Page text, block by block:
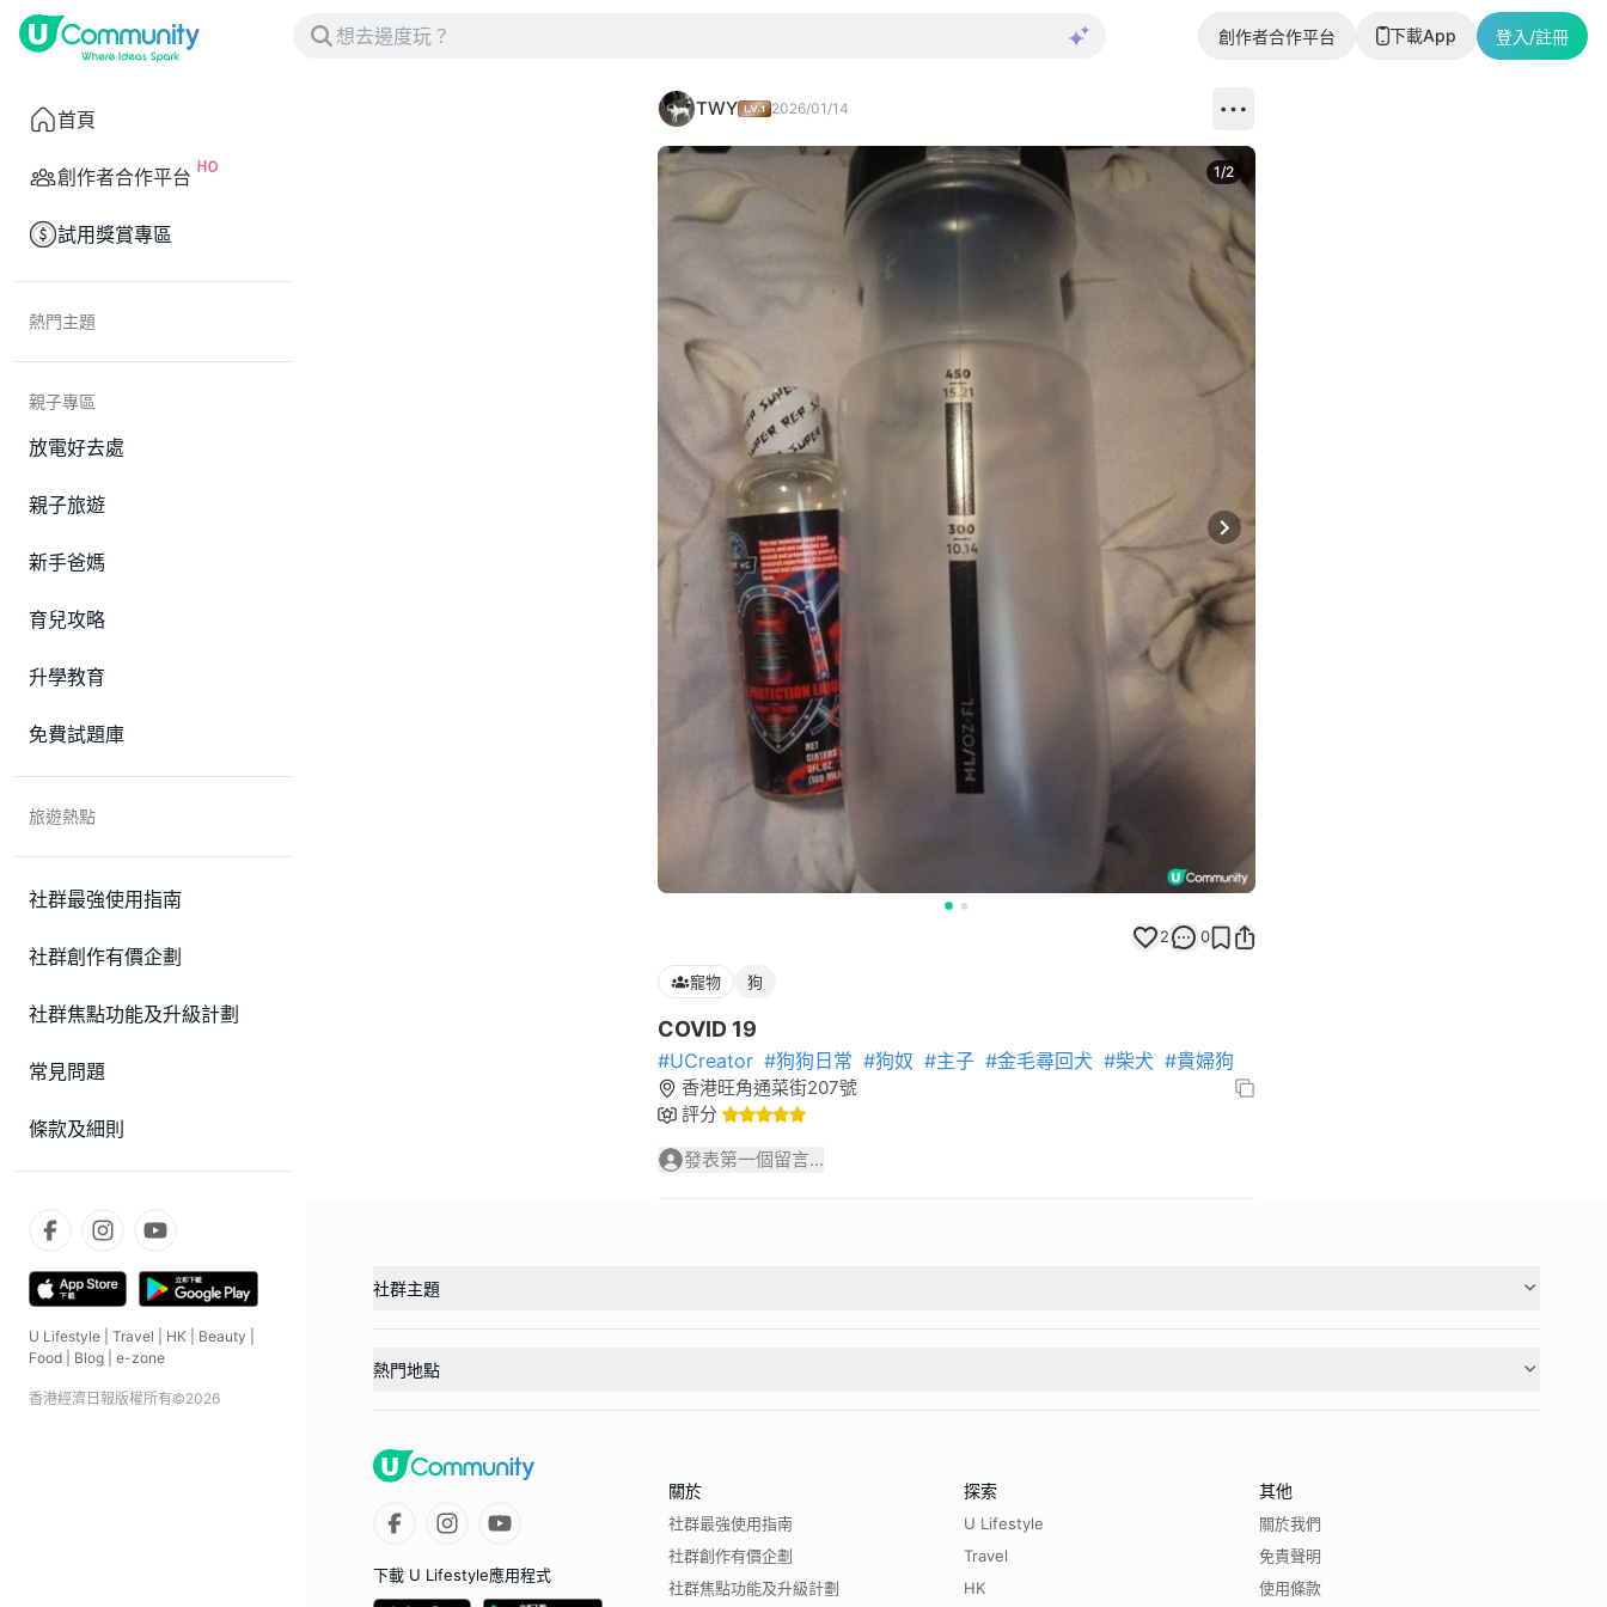
創作者合作平台 下載App 登入/註冊
首頁
創作者合作平台
試用獎賞專區
熱門主題
親子專區
放電好去處
親子旅遊
新手爸媽
育兒攻略
升學教育
免費試題庫
旅遊熱點
社群最強使用指南
社群創作有價企劃
社群焦點功能及升級計劃
常見問題
條款及細則
U Lifestyle Travel HK Beauty
Food
Blog e-zone
香港經濟日報版權所有©2026
TWY 2026/01/14
Next slide
1/2
2 0
寵物 狗
COVID 19
#UCreator #狗狗日常 #狗奴 #主子 #金毛尋回犬 #柴犬 #貴婦狗
香港旺角通菜街207號
評分
發表第一個留言...
社群主題
熱門地點
下載 U Lifestyle應用程式
關於
社群最強使用指南
社群創作有價企劃
社群焦點功能及升級計劃
探索
U Lifestyle
Travel
HK
其他
關於我們
免責聲明
使用條款